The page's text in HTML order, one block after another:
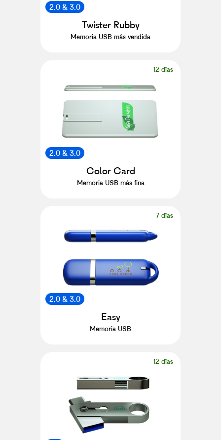
2.0 & 3.0
Twister Rubby
Memoria USB más vendida
12 días
2.0 & 3.0
Color Card
Memoria USB más fina
7 días
2.0 & 3.0
Easy
Memoria USB
12 días